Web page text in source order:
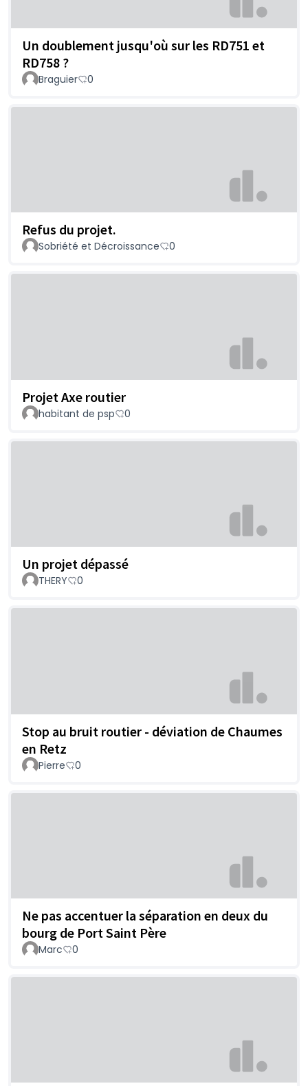
Un doublement jusqu'où sur les RD751 et
RD758 ?
Braguier 0
Refus du projet.
Sobriété et Décroissance 0
Projet Axe routier
habitant de psp 0
Un projet dépassé
THERY 0
Stop au bruit routier - déviation de Chaumes
en Retz
Pierre 0
Ne pas accentuer la séparation en deux du
bourg de Port Saint Père
Marc 0